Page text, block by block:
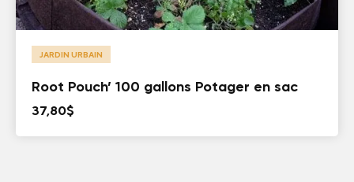
JARDIN URBAIN
Root Pouch’ 100 gallons Potager en sac
37,80$